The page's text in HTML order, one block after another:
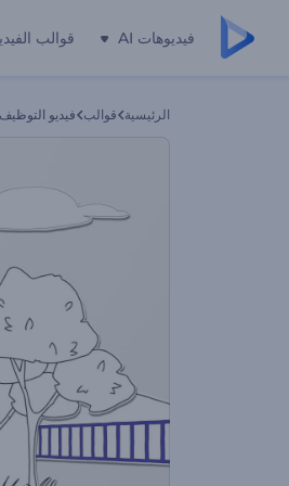
فيديوهات AI قوالب
الرئيسية قوالب فيديو